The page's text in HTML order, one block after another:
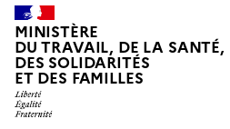
MINISTÈRE
DU TRAVAIL, DE LA SANTÉ,
DES SOLIDARITÉS
ET DES FAMILLES